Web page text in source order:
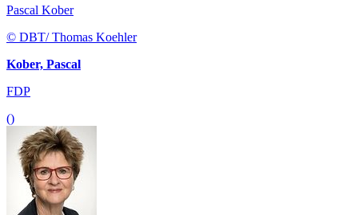
Pascal Kober
© DBT/ Thomas Koehler
Kober, Pascal
FDP
()